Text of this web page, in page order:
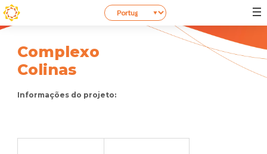
Complexo
Colinas
Informações do projeto: